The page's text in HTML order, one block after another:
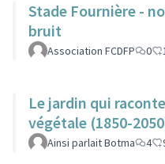
Stade Fournière -
bruit
Association FCDFP 0
Le jardin qui
végétale (1850-
Ainsi parlait Botma 4